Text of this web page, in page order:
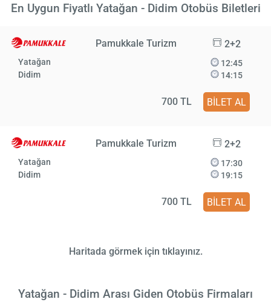
En Uygun Fiyatlı Yatağan - Didim Otobüs Biletleri
Pamukkale Turizm 2+2
Yatağan
Didim
12:45
14:15
700 TL BİLET AL
Pamukkale Turizm 2+2
Yatağan
Didim
17:30
19:15
700 TL BİLET AL
Haritada görmek için tıklayınız.
Yatağan - Didim Arası Giden Otobüs Firmaları